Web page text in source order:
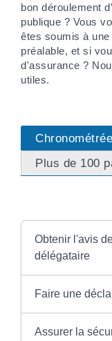
bon déroulement
publique ? Vous
êtes soumis à
préalable, et si
d'assurance ?
utiles.
Chronométrée
Plus de 100
Obtenir l'avis
délégataire
Faire une
Assurer la